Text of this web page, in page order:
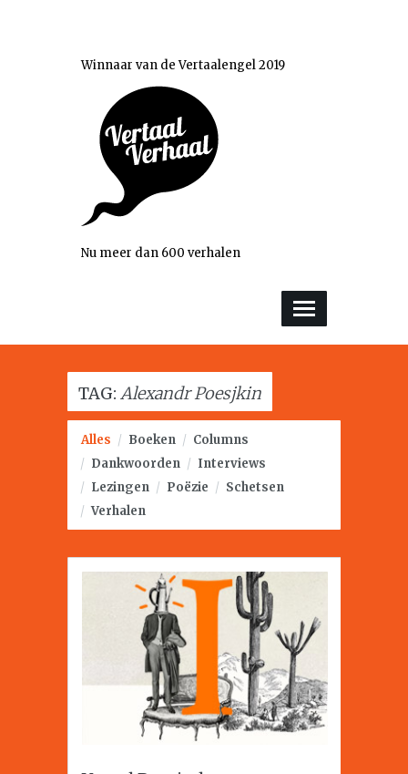
Winnaar van de Vertaalengel 2019
Nu meer dan 600 verhalen
TAG: Alexandr Poesjkin
Alles / Boeken / Columns
/ Dankwoorden / Interviews
/ Lezingen / Poëzie / Schetsen
/ Verhalen